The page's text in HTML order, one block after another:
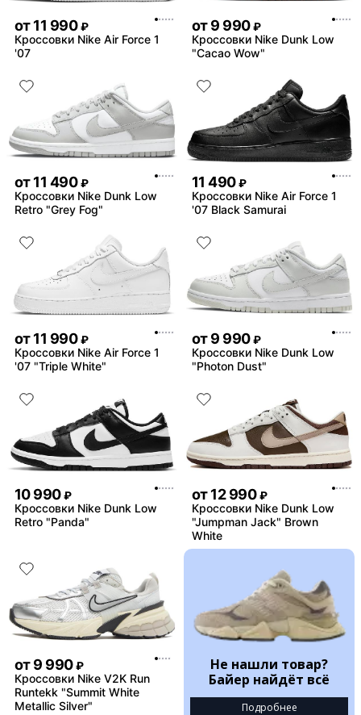
от11 990 ₽
Кроссовки Nike Air Force 1
'07
от9 990 ₽
Кроссовки Nike Dunk Low
"Cacao Wow"
от11 490 ₽
Кроссовки Nike Dunk Low
Retro "Grey Fog"
11 490 ₽
Кроссовки Nike Air Force 1
'07 Black Samurai
от11 990 ₽
Кроссовки Nike Air Force 1
'07 "Triple White"
от9 990 ₽
Кроссовки Nike Dunk Low
"Photon Dust"
10 990 ₽
Кроссовки Nike Dunk Low
Retro "Panda"
от12 990 ₽
Кроссовки Nike Dunk Low
"Jumpman Jack" Brown
White
от9 990 ₽
Кроссовки Nike V2K Run
Runtekk "Summit White
Metallic Silver"
Не нашли товар?
Байер найдёт всё
Подробнее